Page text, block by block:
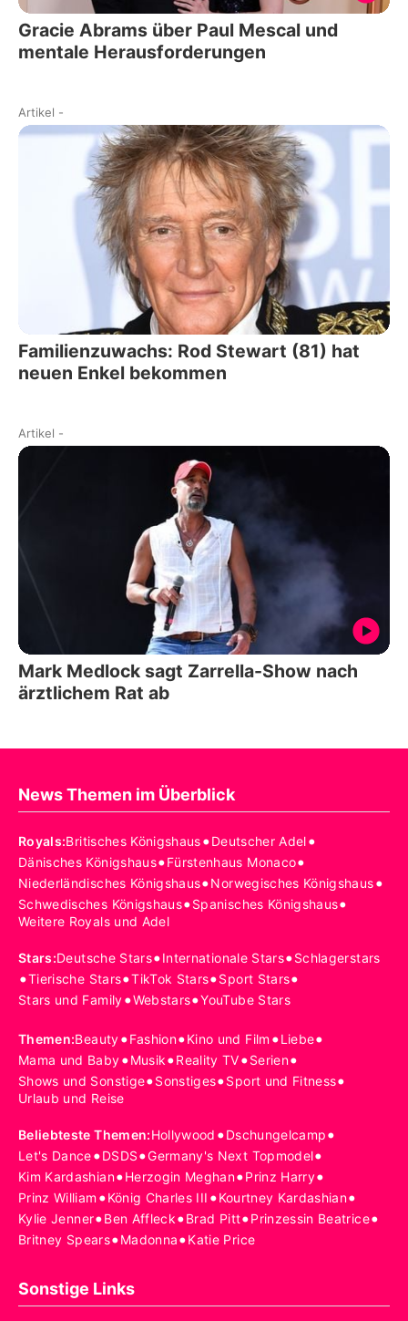
Gracie Abrams über Paul Mescal und
mentale Herausforderungen
Artikel -
Familienzuwachs: Rod Stewart (81) hat
neuen Enkel bekommen
Artikel -
Mark Medlock sagt Zarrella-Show nach
ärztlichem Rat ab
News Themen im Überblick
Royals:Britisches Königshaus•Deutscher Adel•
Dänisches Königshaus•Fürstenhaus Monaco•
Niederländisches Königshaus•Norwegisches Königshaus•
Schwedisches Königshaus•Spanisches Königshaus•
Weitere Royals und Adel
Stars:Deutsche Stars•Internationale Stars•Schlagerstars
•Tierische Stars•TikTok Stars•Sport Stars•
Stars und Family•Webstars•YouTube Stars
Themen:Beauty•Fashion•Kino und Film •Liebe•
Mama und Baby•Musik•Reality TV•Serien•
Shows und Sonstige•Sonstiges•Sport und Fitness•
Urlaub und Reise
Beliebteste Themen:Hollywood •Dschungelcamp•
Let's Dance•DSDS•Germany's Next Topmodel•
Kim Kardashian•Herzogin Meghan•Prinz Harry•
Prinz William •König Charles III •Kourtney Kardashian•
Kylie Jenner•Ben Affleck•Brad Pitt•Prinzessin Beatrice•
Britney Spears•Madonna•Katie Price
Sonstige Links